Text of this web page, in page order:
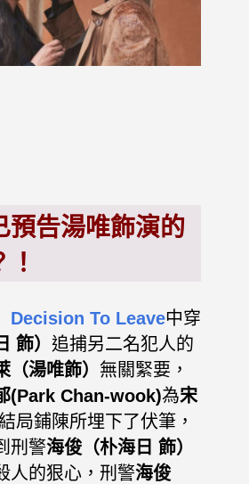
預告湯唯飾演的
！
Decision To Leave中穿
飾） 追捕另二名犯人的
（湯唯飾） 無關緊要，
(Park Chan-wook)為宋
局鋪陳所埋下了伏筆，
刑警海俊（朴海日 飾）
人的狠心，刑警海俊